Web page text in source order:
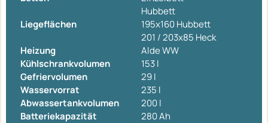
Hubbett
Liegeflächen
195x160 Hubbett
201 / 203x85 Heck
Heizung
Alde WW
Kühlschrankvolumen
153 l
Gefriervolumen
29 l
Wasservorrat
235 l
Abwassertankvolumen
200 l
Batteriekapazität
280 Ah